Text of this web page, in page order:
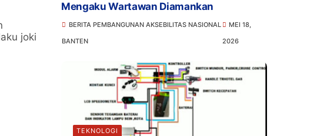
joki
Mengaku Wartawan Diamankan
BERITA PEMBANGUNAN AKSEBILITAS NASIONAL
BANTEN
MEI 18,
2026
TEKNOLOGI